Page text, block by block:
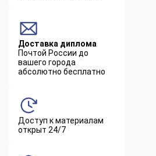
Доставка диплома
Почтой России до
вашего города
абсолютно бесплатно
Доступ к материалам
открыт 24/7